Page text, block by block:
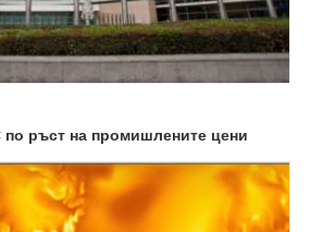
ръст на промишлените цени